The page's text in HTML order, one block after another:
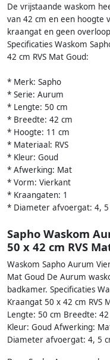
De vrijstaande waskom
van 42 cm en een hoogte
kraangat en geen
Specificaties Waskom
42 cm RVS Mat Goud:
* Merk: Sapho
* Serie: Aurum
* Lengte: 50 cm
* Breedte: 42 cm
* Hoogte: 11 cm
* Materiaal: RVS
* Kleur: Goud
* Afwerking: Mat
* Vorm: Vierkant
* Kraangaten: 1
* Diameter afvoergat: 4, 5
Sapho Waskom
50 x 42 cm RVS
Waskom Sapho Aurum
Mat Goud De Aurum
badkamer. Specificaties
Kraangat 50 x 42 cm RVS
Lengte: 50 cm Breedte:
Kleur: Goud Afwerking:
Diameter afvoergat: 4, 5